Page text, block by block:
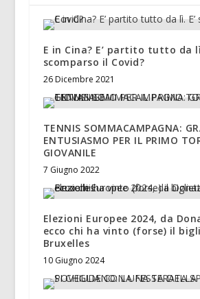
E in Cina? E’ partito tutto da
scomparso il Covid?
26 Dicembre 2021
TENNIS SOMMACAMPAGNA:
ENTUSIASMO PER IL PRIMO
GIOVANILE
7 Giugno 2022
Elezioni Europee 2024, da
ecco chi ha vinto (forse) il
Bruxelles
10 Giugno 2024